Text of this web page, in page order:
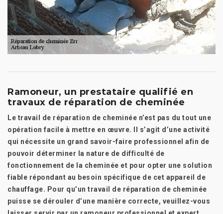
Ramoneur, un prestataire qualifié en
travaux de réparation de cheminée
Le travail de réparation de cheminée n’est pas du tout une
opération facile à mettre en œuvre. Il s’agit d’une activité
qui nécessite un grand savoir-faire professionnel afin de
pouvoir déterminer la nature de difficulté de
fonctionnement de la cheminée et pour opter une solution
fiable répondant au besoin spécifique de cet appareil de
chauffage. Pour qu’un travail de réparation de cheminée
puisse se dérouler d’une manière correcte, veuillez-vous